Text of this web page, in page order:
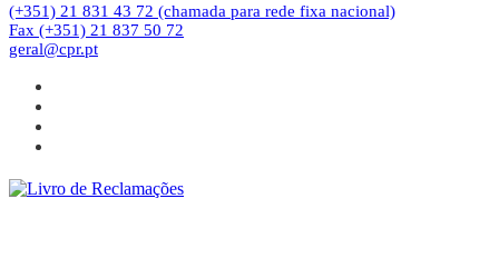
(+351) 21 831 43 72 (chamada para rede fixa nacional)
Fax (+351) 21 837 50 72
geral@cpr.pt